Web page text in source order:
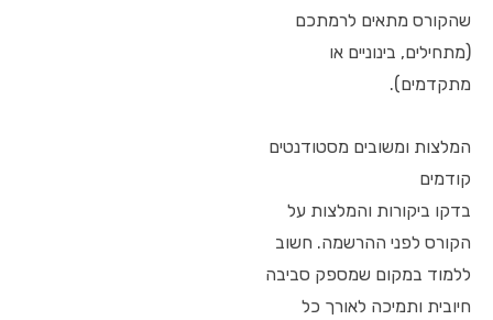
שהקורס מתאים לרמתכם
(מתחילים, בינוניים או
מתקדמים).
המלצות ומשובים מסטודנטים
קודמים
בדקו ביקורות והמלצות על
הקורס לפני ההרשמה. חשוב
ללמוד במקום שמספק סביבה
חיובית ותמיכה לאורך כל